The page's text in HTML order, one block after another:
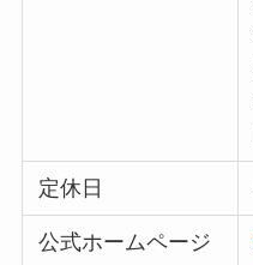
定休日
公式ホームページ